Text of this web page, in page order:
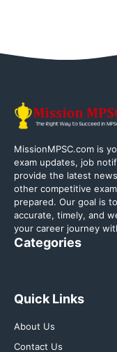
MissionMPSC.com is
exam updates, job
provide the latest
other competitive
prepared. Our goal is
accurate, timely, and
your career journey
Categories
Quick Links
About Us
Contact Us